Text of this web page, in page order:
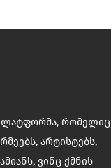
პლატფორმა, რომელიც
არტისტებს,
ვინც ქმნის